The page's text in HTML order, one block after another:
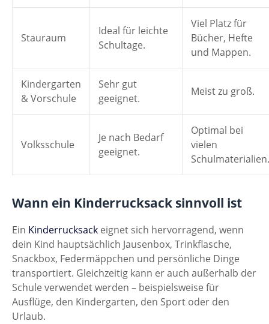
Stauraum
Ideal für leichte
Schultage.
Viel Platz für
Bücher, Hefte
und Mappen.
Kindergarten
& Vorschule
Sehr gut
geeignet.
Meist zu groß.
Volksschule
Je nach Bedarf
geeignet.
Optimal bei
vielen
Schulmaterialien.
Wann ein Kinderrucksack sinnvoll ist
Ein Kinderrucksack eignet sich hervorragend, wenn
dein Kind hauptsächlich Jausenbox, Trinkflasche,
Snackbox, Federmäppchen und persönliche Dinge
transportiert. Gleichzeitig kann er auch außerhalb der
Schule verwendet werden – beispielsweise für
Ausflüge, den Kindergarten, den Sport oder den
Urlaub.